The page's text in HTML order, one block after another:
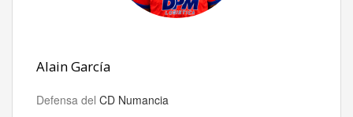
Alain García
Defensa del CD Numancia